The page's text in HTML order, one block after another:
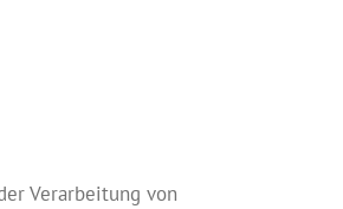
Verarbeitung von